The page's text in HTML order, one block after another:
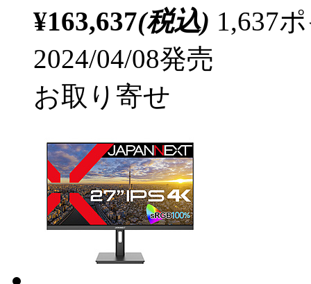
¥163,637(税込) 1,637
2024/04/08発売
お取り寄せ